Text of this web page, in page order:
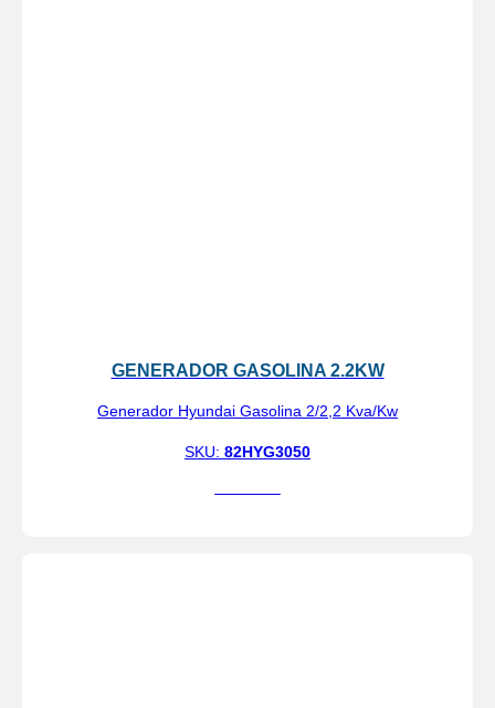
GENERADOR GASOLINA 2.2KW
Generador Hyundai Gasolina 2/2,2 Kva/Kw
SKU: 82HYG3050